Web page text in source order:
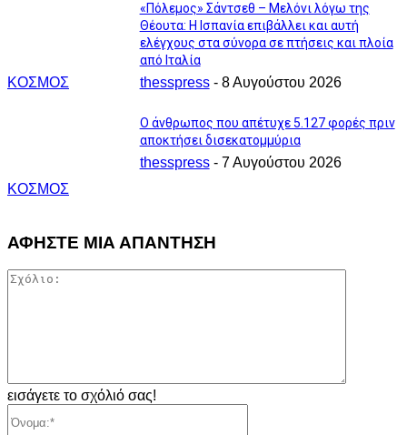
ΚΟΣΜΟΣ
«Πόλεμος» Σάντσεθ – Μελόνι λόγω της
Θέουτα: Η Ισπανία επιβάλλει και αυτή
ελέγχους στα σύνορα σε πτήσεις και πλοία
από Ιταλία
thesspress - 8 Αυγούστου 2026
ΚΟΣΜΟΣ
Ο άνθρωπος που απέτυχε 5.127 φορές πριν
αποκτήσει δισεκατομμύρια
thesspress - 7 Αυγούστου 2026
ΑΦΗΣΤΕ ΜΙΑ ΑΠΑΝΤΗΣΗ
εισάγετε το σχόλιό σας!